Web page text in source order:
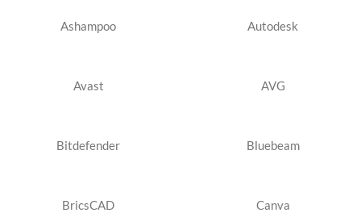
Ashampoo Autodesk
Avast AVG
Bitdefender Bluebeam
BricsCAD Canva